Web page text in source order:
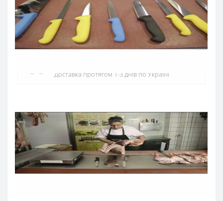
Офіційний дистриб'ютор
Офіційний дистриб'ютор ARCOS в Україні
Доставка протягом 1-3 днів по Україні
10 років гарантія на ножі
Купуй в кредит
Оплата частинами або миттєва розстрочка
від ПриватБанку